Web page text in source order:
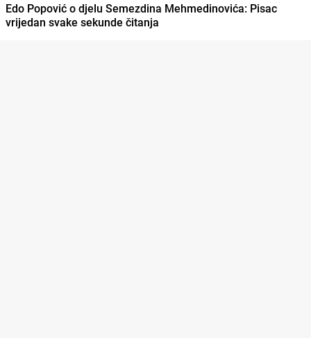
Edo Popović o djelu Semezdina Mehmedinovića: Pisac
vrijedan svake sekunde čitanja